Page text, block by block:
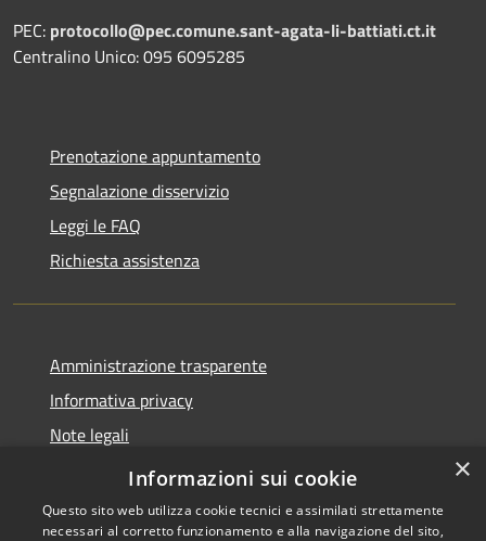
PEC: protocollo@pec.comune.sant-agata-li-battiati.ct.it
Centralino Unico: 095 6095285
Prenotazione appuntamento
Segnalazione disservizio
Leggi le FAQ
Richiesta assistenza
Amministrazione trasparente
Informativa privacy
Note legali
Dichiarazione di accessibilità
×
Informazioni sui cookie
Questo sito web utilizza cookie tecnici e assimilati strettamente
necessari al corretto funzionamento e alla navigazione del sito,